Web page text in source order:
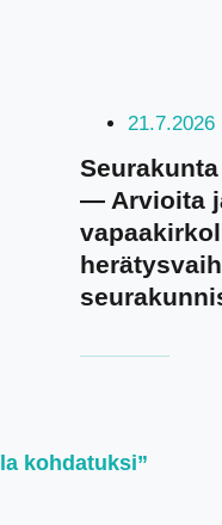
21.7.2026
— Arvioita
kohdatuksi”